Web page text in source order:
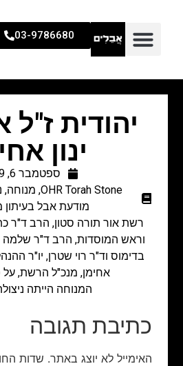
03-9786680
יהודית
ינון
ספטמבר 6, 2019
OHR Torah Stone
, מנוחה,
מודעת אבל בעיתון
רשת אור תורה סטון, הרב ד"ר
וראש המוסדות, הרב ד"ר שלמה
בדימוס וד"ר רוי שטרן, יו"ר
אחימן, מנכ"ל הרשת, על
המנוחה הייתה
כתיבת תגובה
האימייל לא יוצג באתר. שדות